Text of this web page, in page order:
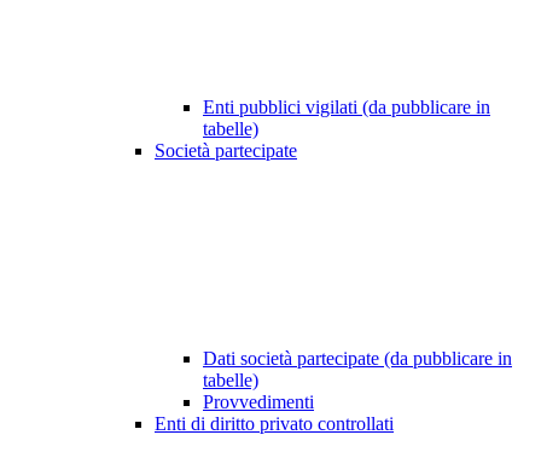
Enti pubblici vigilati (da pubblicare in
tabelle)
Società partecipate
Dati società partecipate (da pubblicare in
tabelle)
Provvedimenti
Enti di diritto privato controllati